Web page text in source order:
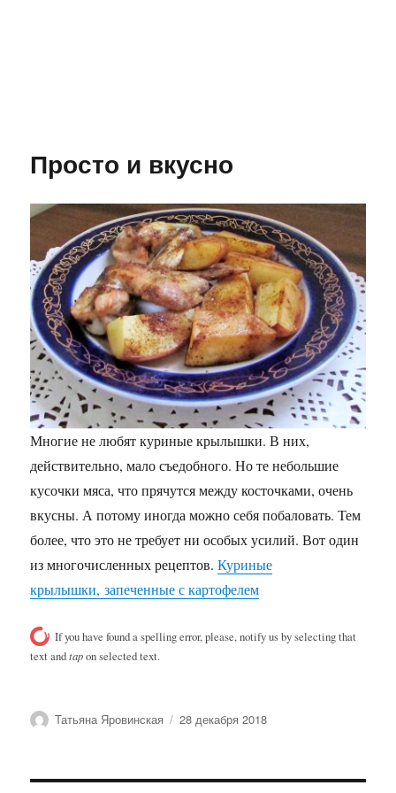
Просто и вкусно
Многие не любят куриные крылышки. В них,
действительно, мало съедобного. Но те небольшие
кусочки мяса, что прячутся между косточками, очень
вкусны. А потому иногда можно себя побаловать. Тем
более, что это не требует ни особых усилий. Вот один
из многочисленных рецептов.Куриные
крылышки, запеченные с картофелем
If you have found a spelling error, please, notify us by selecting that
text andtapon selected text.
Автор
Татьяна Яровинская Опубликовано
28 декабря 2018